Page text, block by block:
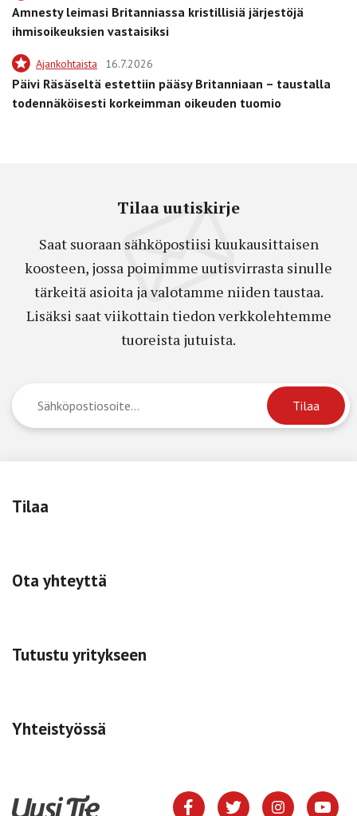
Amnesty leimasi Britanniassa kristillisiä järjestöjä
ihmisoikeuksien vastaisiksi
Ajankohtaista 16.7.2026
Päivi Räsäseltä estettiin pääsy Britanniaan – taustalla
todennäköisesti korkeimman oikeuden tuomio
Tilaa uutiskirje
Saat suoraan sähköpostiisi kuukausittaisen
koosteen, jossa poimimme uutisvirrasta sinulle
tärkeitä asioita ja valotamme niiden taustaa.
Lisäksi saat viikottain tiedon verkkolehtemme
tuoreista jutuista.
Tilaa
Ota yhteyttä
Tutustu yritykseen
Yhteistyössä